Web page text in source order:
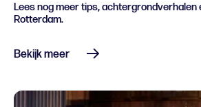
Lees nog meer tips, achtergrondverhalen
Rotterdam.
Bekijk meer